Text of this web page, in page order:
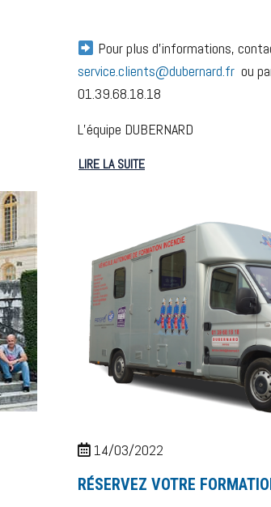
Pour plus d’informations,
service.clients@dubernard.fr ou
01.39.68.18.18
L’équipe DUBERNARD
LIRE LA SUITE
14/03/2022
RÉSERVEZ VOTRE